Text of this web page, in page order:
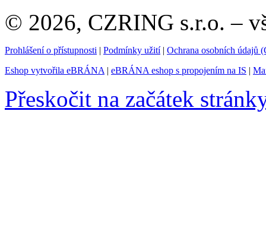
© 2026, CZRING s.r.o. –
Prohlášení o přístupnosti | Podmínky užití| Ochrana osobních údajů
Eshop vytvořila eBRÁNA | eBRÁNA eshop s propojením na IS |
Přeskočit na začátek